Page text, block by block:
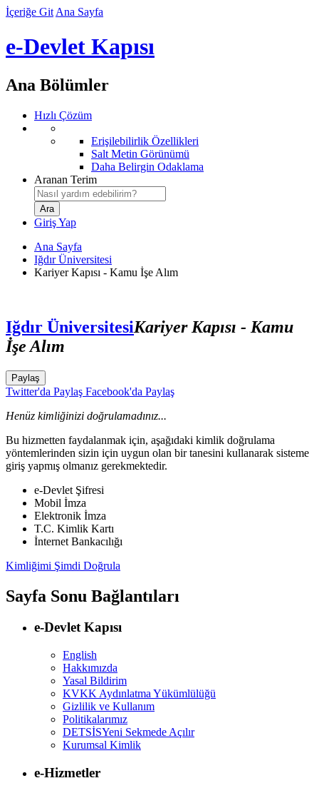
İçeriğe Git Ana Sayfa
e-Devlet Kapısı
Ana Bölümler
Hızlı Çözüm
Erişilebilirlik Özellikleri
Salt Metin Görünümü
Daha Belirgin Odaklama
Aranan Terim
Giriş Yap
Ana Sayfa
Iğdır Üniversitesi
Kariyer Kapısı - Kamu İşe Alım
Iğdır ÜniversitesiKariyer Kapısı - Kamu
İşe Alım
Paylaş
Twitter'da Paylaş Facebook'da Paylaş
Henüz kimliğinizi doğrulamadınız...
Bu hizmetten faydalanmak için, aşağıdaki kimlik doğrulama
yöntemlerinden sizin için uygun olan bir tanesini kullanarak sisteme
giriş yapmış olmanız gerekmektedir.
e-Devlet Şifresi
Mobil İmza
Elektronik İmza
T.C. Kimlik Kartı
İnternet Bankacılığı
Kimliğimi Şimdi Doğrula
Sayfa Sonu Bağlantıları
e-Devlet Kapısı
English
Hakkımızda
Yasal Bildirim
KVKK Aydınlatma Yükümlülüğü
Gizlilik ve Kullanım
Politikalarımız
DETSİSYeni Sekmede Açılır
Kurumsal Kimlik
e-Hizmetler